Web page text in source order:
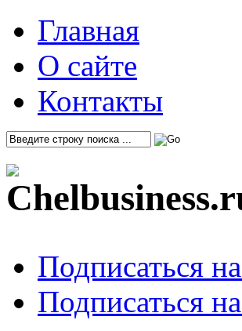
Главная
О сайте
Контакты
Подписаться
Подписаться